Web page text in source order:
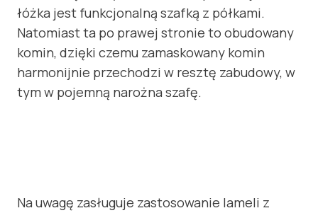
łóżka jest funkcjonalną szafką z półkami.
Natomiast ta po prawej stronie to obudowany
komin, dzięki czemu zamaskowany komin
harmonijnie przechodzi w resztę zabudowy, w
tym w pojemną narożna szafę.
Na uwagę zasługuje zastosowanie lameli z